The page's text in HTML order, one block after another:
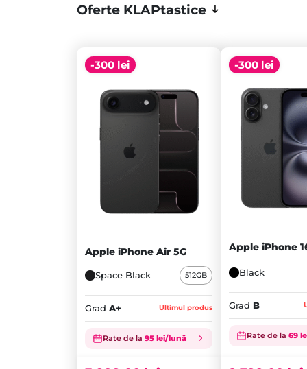
Oferte KLAPtastice
-300 lei
Apple iPhone Air 5G
Space Black 512GB
Grad A+ Ultimul produs
Rate de la 95 lei/lună
Prețul
inițial
Prețul
-300 lei
Apple iPhone
Black
Grad B
Rate de la69
inițial
Prețul